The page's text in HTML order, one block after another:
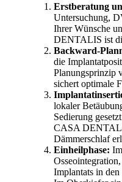
Erstberatung
Untersuchung,
Ihrer Wünsche
DENTALIS ist
Backward-
die
Planungsprinzip
sichert optimale
lokaler
Sedierung
CASA
Dämmerschlaf
Einheilphase:
Implantats in